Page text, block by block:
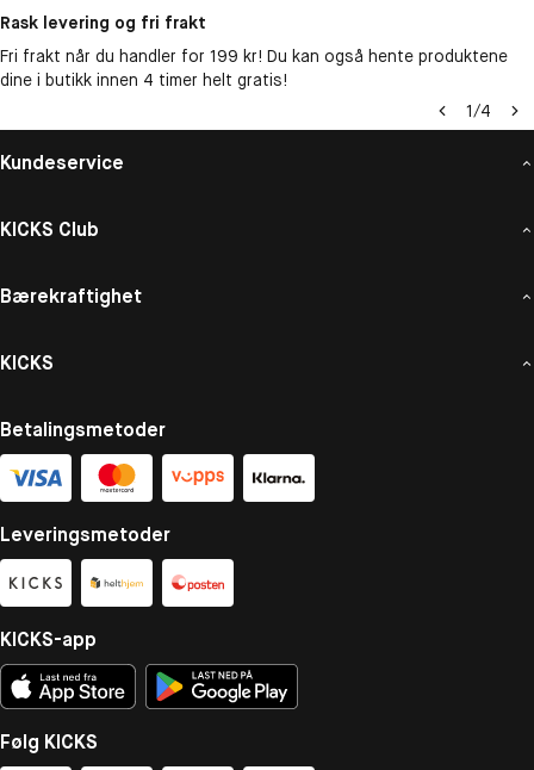
Rask levering og fri frakt
Fri frakt når du handler for 199 kr! Du kan også hente produktene
dine i butikk innen 4 timer helt gratis!
1/4
Kundeservice
KICKS Club
Bærekraftighet
KICKS
Betalingsmetoder
Leveringsmetoder
KICKS-app
Følg KICKS